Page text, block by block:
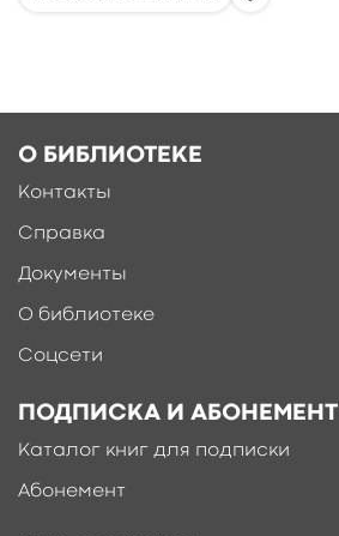
О БИБЛИОТЕКЕ
Контакты
Справка
Документы
О библиотеке
Соцсети
ПОДПИСКА И АБОНЕМЕНТ
Каталог книг для подписки
Абонемент